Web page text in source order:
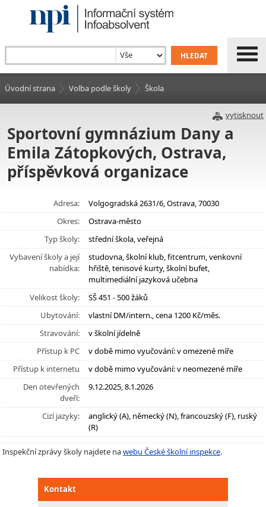
Úvodní strana Volba podle školy Škola
vytisknout
Sportovní gymnázium Dany a
Emila Zátopkových, Ostrava,
příspěvková organizace
Adresa:
Volgogradská 2631/6, Ostrava, 70030
Okres:
Ostrava-město
Typ školy:
střední škola, veřejná
Vybavení školy a její
nabídka:
studovna, školní klub, fitcentrum, venkovní
hřiště, tenisové kurty, školní bufet,
multimediální jazyková učebna
Velikost školy:
SŠ 451 - 500 žáků
Ubytování:
vlastní DM/intern., cena 1200 Kč/měs.
Stravování:
v školní jídelně
Přístup k PC
v době mimo vyučování: v omezené míře
Přístup k internetu
v době mimo vyučování: v neomezené míře
Den otevřených
dveří:
9.12.2025, 8.1.2026
Cizí jazyky:
anglický (A), německý (N), francouzský (F), ruský
(R)
Inspekční zprávy školy najdete nawebu České školní inspekce.
Kontakt